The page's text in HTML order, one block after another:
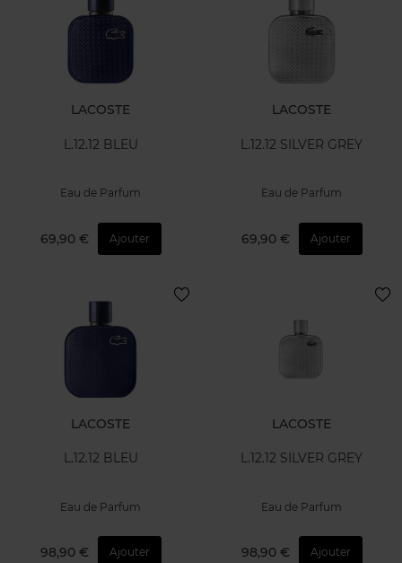
LACOSTE
L.12.12 BLEU
Eau de Parfum
69,90 € Ajouter
LACOSTE
L.12.12 SILVER GREY
Eau de Parfum
69,90 € Ajouter
LACOSTE
L.12.12 BLEU
Eau de Parfum
98,90 € Ajouter
LACOSTE
L.12.12 SILVER GREY
Eau de Parfum
98,90 € Ajouter